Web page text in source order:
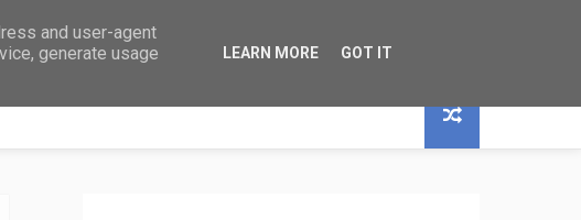
and user-agent
generate usage
LEARN MORE GOT IT